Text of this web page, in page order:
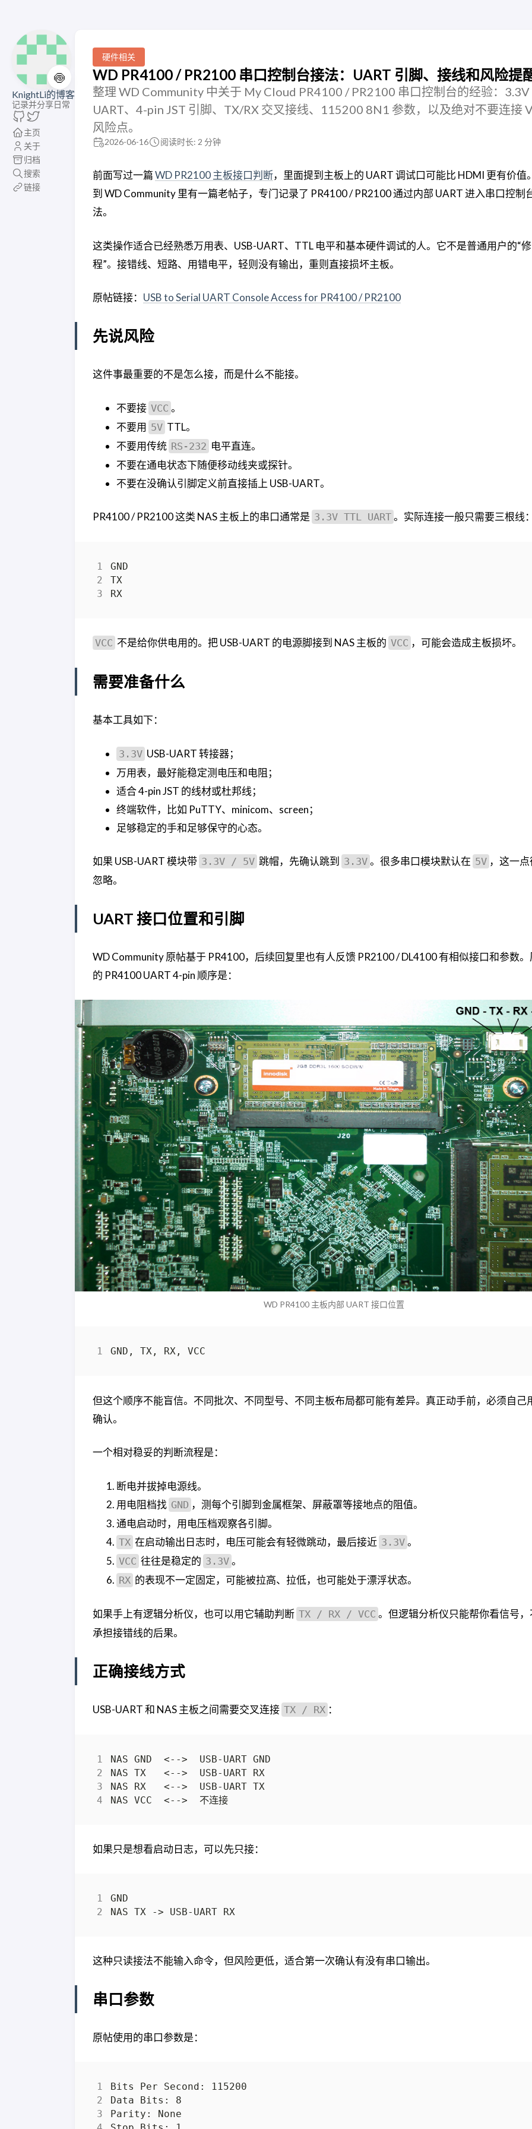
🍥
KnightLi的博客
记录并分享日常
主页
关于
归档
搜索
链接
硬件相关
WD PR4100 / PR2100 串口控制台接法：UART 引脚、接线和风险提
整理 WD Community 中关于 My Cloud PR4100 / PR2100 串口控制台的经验：3.3V
UART、4-pin JST 引脚、TX/RX 交叉接线、115200 8N1 参数，以及绝对不要连接
风险点。
2026-06-16 阅读时长: 2 分钟
前面写过一篇WD PR2100 主板接口判断，里面提到主板上的 UART 调试口可能比 HDMI 更有价值
到 WD Community 里有一篇老帖子，专门记录了 PR4100 / PR2100 通过内部 UART 进入串口控制
法。
这类操作适合已经熟悉万用表、USB-UART、TTL 电平和基本硬件调试的人。它不是普通用户的“修
程”。接错线、短路、用错电平，轻则没有输出，重则直接损坏主板。
原帖链接： USB to Serial UART Console Access for PR4100 / PR2100
先说风险
这件事最重要的不是怎么接，而是什么不能接。
不要接 VCC 。
不要用 5V TTL。
不要用传统 RS-232 电平直连。
不要在通电状态下随便移动线夹或探针。
不要在没确认引脚定义前直接插上 USB-UART。
PR4100 / PR2100 这类 NAS 主板上的串口通常是 3.3V TTL UART 。实际连接一般只需要三根线
VCC 不是给你供电用的。把 USB-UART 的电源脚接到 NAS 主板的 VCC ，可能会造成主板损坏。
需要准备什么
基本工具如下：
3.3V USB-UART 转接器；
万用表，最好能稳定测电压和电阻；
适合 4-pin JST 的线材或杜邦线；
终端软件，比如 PuTTY、minicom、screen；
足够稳定的手和足够保守的心态。
如果 USB-UART 模块带 3.3V / 5V 跳帽，先确认跳到 3.3V 。很多串口模块默认在 5V ，这一
忽略。
UART 接口位置和引脚
WD Community 原帖基于 PR4100，后续回复里也有人反馈 PR2100 / DL4100 有相似接口和参数
的 PR4100 UART 4-pin 顺序是：
WD PR4100 主板内部 UART 接口位置
但这个顺序不能盲信。不同批次、不同型号、不同主板布局都可能有差异。真正动手前，必须自己
确认。
一个相对稳妥的判断流程是：
断电并拔掉电源线。
用电阻档找 GND ，测每个引脚到金属框架、屏蔽罩等接地点的阻值。
通电启动时，用电压档观察各引脚。
TX 在启动输出日志时，电压可能会有轻微跳动，最后接近 3.3V 。
VCC 往往是稳定的 3.3V 。
RX 的表现不一定固定，可能被拉高、拉低，也可能处于漂浮状态。
如果手上有逻辑分析仪，也可以用它辅助判断 TX / RX / VCC 。但逻辑分析仪只能帮你看信号
承担接错线的后果。
正确接线方式
USB-UART 和 NAS 主板之间需要交叉连接 TX / RX ：
NAS TX   <-->  USB-UART RX
NAS RX   <-->  USB-UART TX
NAS VCC  <-->  不连接
如果只是想看启动日志，可以先只接：
NAS TX -> USB-UART RX
这种只读接法不能输入命令，但风险更低，适合第一次确认有没有串口输出。
串口参数
原帖使用的串口参数是：